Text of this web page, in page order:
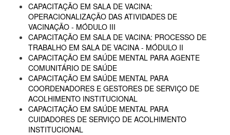
CAPACITAÇÃO EM SALA DE VACINA:
OPERACIONALIZAÇÃO DAS ATIVIDADES DE
VACINAÇÃO - MÓDULO III
CAPACITAÇÃO EM SALA DE VACINA: PROCESSO DE
TRABALHO EM SALA DE VACINA - MÓDULO II
CAPACITAÇÃO EM SAÚDE MENTAL PARA AGENTE
COMUNITÁRIO DE SAÚDE
CAPACITAÇÃO EM SAÚDE MENTAL PARA
COORDENADORES E GESTORES DE SERVIÇO DE
ACOLHIMENTO INSTITUCIONAL
CAPACITAÇÃO EM SAÚDE MENTAL PARA
CUIDADORES DE SERVIÇO DE ACOLHIMENTO
INSTITUCIONAL